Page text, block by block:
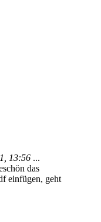
13:56 ...
das
einfügen, geht